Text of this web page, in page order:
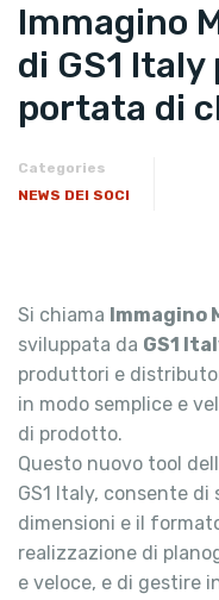
Immagino
di GS1
portata di
Categories
NEWS DEI SOCI
Si chiama Immagino
sviluppata da GS1
produttori e
in modo semplice e
di prodotto.
Questo nuovo tool
GS1 Italy, consente
dimensioni e il
realizzazione di
e veloce, e di gestire